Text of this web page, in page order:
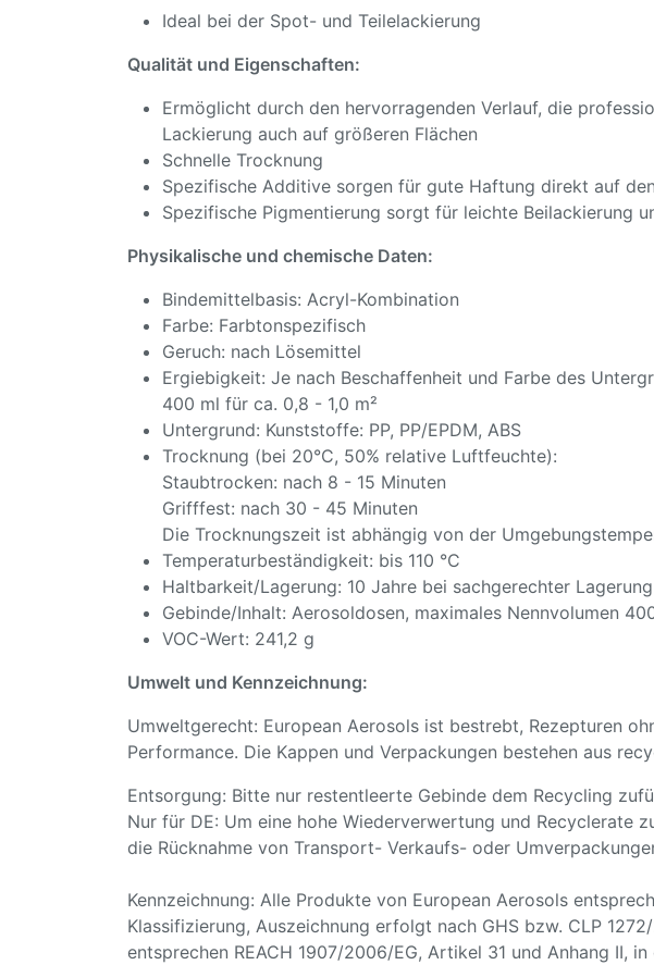
Ideal bei der Spot- und Teilelackierung
Qualität und Eigenschaften:
Ermöglicht durch den hervorragenden Verlauf, die
Lackierung auch auf größeren Flächen
Schnelle Trocknung
Spezifische Additive sorgen für gute Haftung direkt auf
Spezifische Pigmentierung sorgt für leichte Beilackierung
Physikalische und chemische Daten:
Bindemittelbasis: Acryl-Kombination
Farbe: Farbtonspezifisch
Geruch: nach Lösemittel
Ergiebigkeit: Je nach Beschaffenheit und Farbe des
400 ml für ca. 0,8 - 1,0 m²
Untergrund: Kunststoffe: PP, PP/EPDM, ABS
Trocknung (bei 20°C, 50% relative Luftfeuchte):
Staubtrocken: nach 8 - 15 Minuten
Grifffest: nach 30 - 45 Minuten
Die Trocknungszeit ist abhängig von der
Temperaturbeständigkeit: bis 110 °C
Haltbarkeit/Lagerung: 10 Jahre bei sachgerechter
Gebinde/Inhalt: Aerosoldosen, maximales Nennvolumen
VOC-Wert: 241,2 g
Umwelt und Kennzeichnung:
Umweltgerecht: European Aerosols ist bestrebt, Rezepturen
Performance. Die Kappen und Verpackungen bestehen aus
Entsorgung: Bitte nur restentleerte Gebinde dem Recycling
Nur für DE: Um eine hohe Wiederverwertung und Recyclerate
die Rücknahme von Transport- Verkaufs- oder
Kennzeichnung: Alle Produkte von European Aerosols
Klassifizierung, Auszeichnung erfolgt nach GHS bzw. CLP
entsprechen REACH 1907/2006/EG, Artikel 31 und Anhang II,